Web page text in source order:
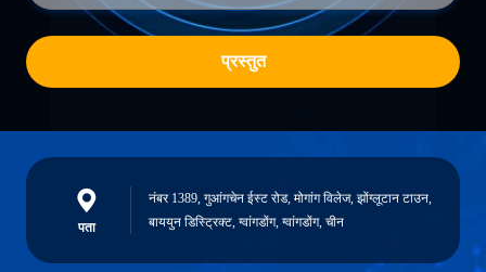
प्रस्तुत
पता
नंबर 1389, गुआंगचेन ईस्ट रोड, मोगांग विलेज, झोंग्लूटान टाउन,
बाययुन डिस्ट्रिक्ट, ग्वांगडोंग, ग्वांगडोंग, चीन